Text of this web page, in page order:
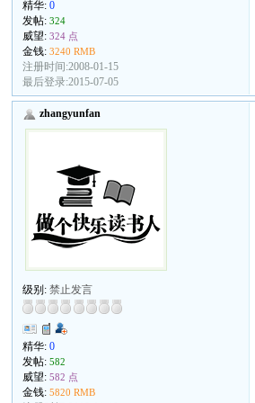
精华:0
发帖:324
威望:324 点
金钱:3240 RMB
注册时间:2008-01-15
最后登录:2015-07-05
zhangyunfan
级别:禁止发言
精华:0
发帖:582
威望:582 点
金钱:5820 RMB